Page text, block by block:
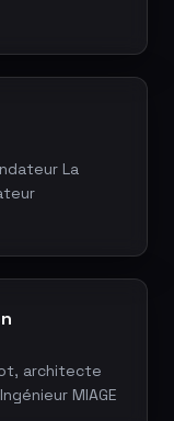
La
architecte
MIAGE